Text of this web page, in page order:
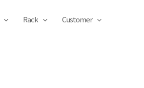
Rack Customer